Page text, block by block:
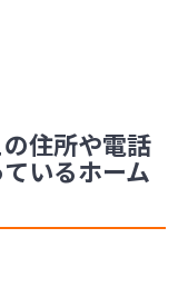
住所や電話
いるホーム